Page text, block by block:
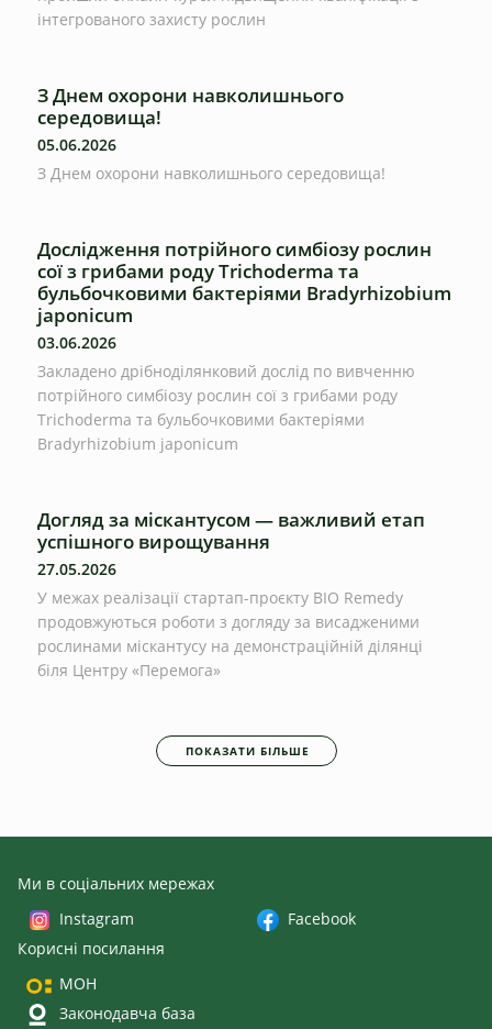
інтегрованого захисту рослин
З Днем охорони навколишнього
середовища!
05.06.2026
З Днем охорони навколишнього середовища!
Дослідження потрійного симбіозу рослин
сої з грибами роду Trichoderma та
бульбочковими бактеріями Bradyrhizobium
japonicum
03.06.2026
Закладено дрібноділянковий дослід по вивченню
потрійного симбіозу рослин сої з грибами роду
Trichoderma та бульбочковими бактеріями
Bradyrhizobium japonicum
Догляд за міскантусом — важливий етап
успішного вирощування
27.05.2026
У межах реалізації стартап-проєкту BIO Remedy
продовжуються роботи з догляду за висадженими
рослинами міскантусу на демонстраційній ділянці
біля Центру «Перемога»
ПОКАЗАТИ БІЛЬШЕ
Ми в соціальних мережах
Instagram
Facebook
Корисні посилання
МОН
Законодавча база